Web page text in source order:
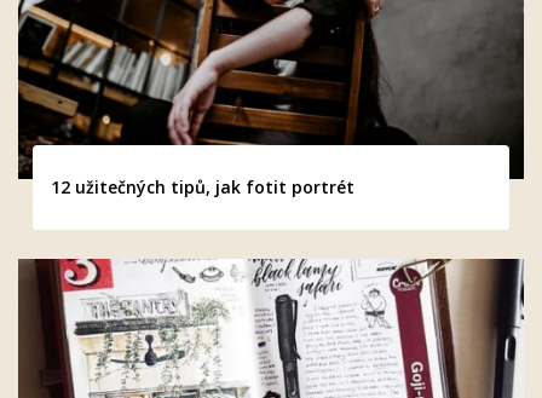
12 užitečných tipů, jak fotit portrét